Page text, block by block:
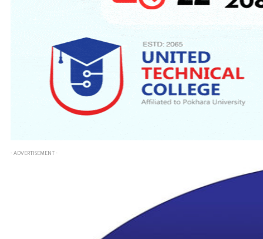
- ADVERTISEMENT -